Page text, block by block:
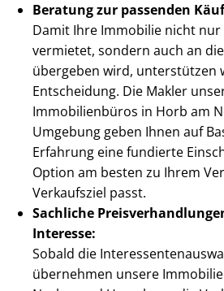
Beratung zur passenden
Damit Ihre Immobilie nicht
vermietet, sondern auch an
übergeben wird, unterstützen
Entscheidung. Die Makler
Immobilienbüros in Horb am
Umgebung geben Ihnen auf
Erfahrung eine fundierte
Option am besten zu Ihrem
Verkaufsziel passt.
Sachliche
Interesse:
Sobald die
übernehmen unsere